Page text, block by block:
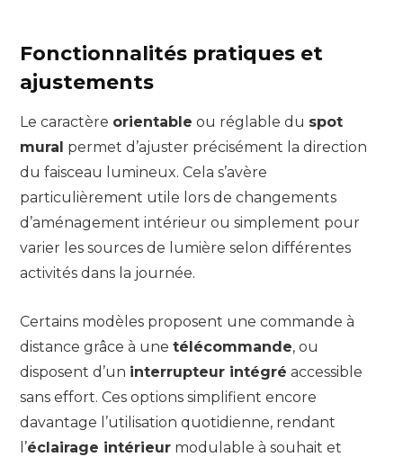
Fonctionnalités pratiques et
ajustements
Le caractère orientable ou réglable du spot
mural permet d’ajuster précisément la direction
du faisceau lumineux. Cela s’avère
particulièrement utile lors de changements
d’aménagement intérieur ou simplement pour
varier les sources de lumière selon différentes
activités dans la journée.
Certains modèles proposent une commande à
distance grâce à une télécommande, ou
disposent d’un interrupteur intégré accessible
sans effort. Ces options simplifient encore
davantage l’utilisation quotidienne, rendant
l’éclairage intérieur modulable à souhait et